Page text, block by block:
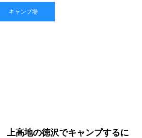
キャンプ場
上高地の徳沢でキャンプするに